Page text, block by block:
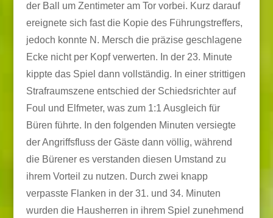
der Ball um Zentimeter am Tor vorbei. Kurz darauf
ereignete sich fast die Kopie des Führungstreffers,
jedoch konnte N. Mersch die präzise geschlagene
Ecke nicht per Kopf verwerten. In der 23. Minute
kippte das Spiel dann vollständig. In einer strittigen
Strafraumszene entschied der Schiedsrichter auf
Foul und Elfmeter, was zum 1:1 Ausgleich für
Büren führte. In den folgenden Minuten versiegte
der Angriffsfluss der Gäste dann völlig, während
die Bürener es verstanden diesen Umstand zu
ihrem Vorteil zu nutzen. Durch zwei knapp
verpasste Flanken in der 31. und 34. Minuten
wurden die Hausherren in ihrem Spiel zunehmend